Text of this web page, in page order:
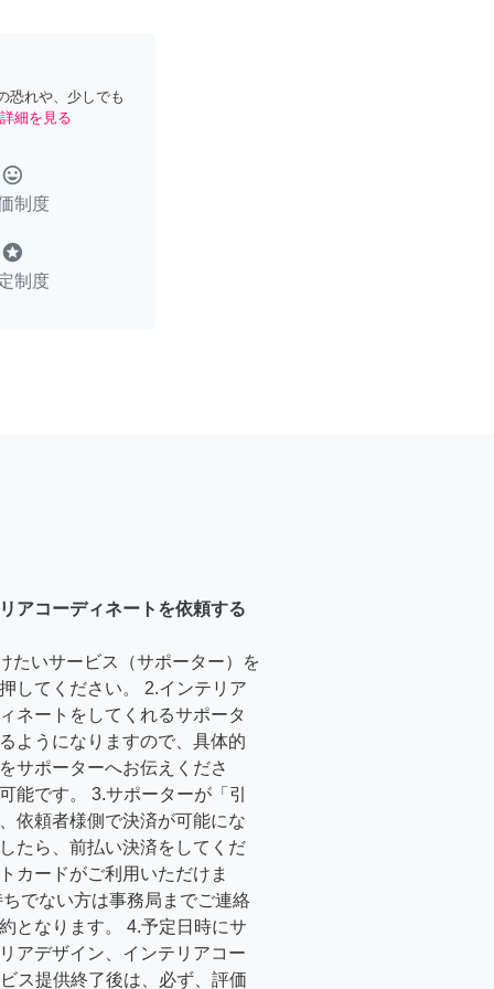
恐れや、少しでも
詳細を見る
tag_faces
制度
stars
制度
アコーディネートを依頼する
たいサービス（サポーター）を
してください。 2.インテリア
ネートをしてくれるサポータ
ようになりますので、具体的
サポーターへお伝えくださ
能です。 3.サポーターが「引
依頼者様側で決済が可能にな
たら、前払い決済をしてくだ
カードがご利用いただけま
でない方は事務局までご連絡
となります。 4.予定日時にサ
アデザイン、インテリアコー
ス提供終了後は、必ず、評価